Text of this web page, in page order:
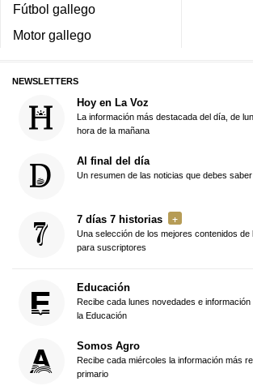
Fútbol gallego
Motor gallego
NEWSLETTERS
Hoy en La Voz
La información más destacada del día, de
hora de la mañana
Al final del día
Un resumen de las noticias que debes
7 días 7 historias
Una selección de los mejores contenidos de
para suscriptores
Educación
Recibe cada lunes novedades e información
la Educación
Somos Agro
Recibe cada miércoles la información más
primario